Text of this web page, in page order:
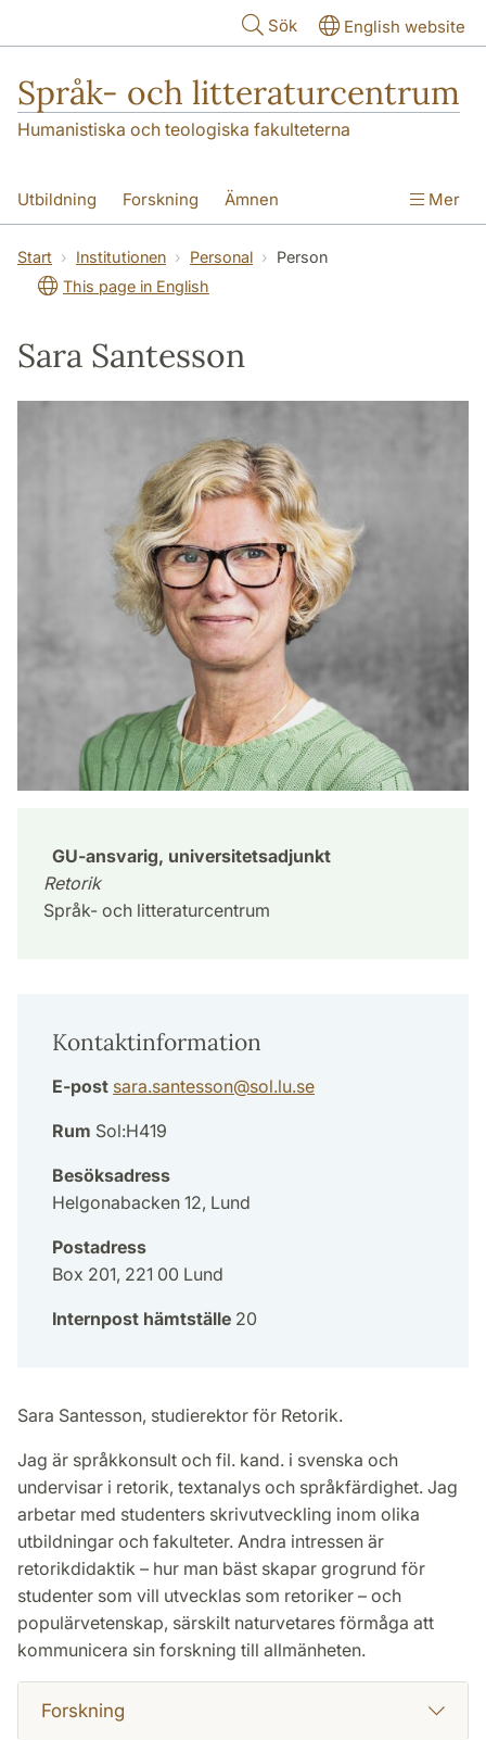
Sök English website
Språk- och litteraturcentrum
Humanistiska och teologiska fakulteterna
Utbildning Forskning Ämnen
SOL-husen Kontakt Institutionen
översättning till svenska
Mer
Start Institutionen Personal
Person
This page in English
Sara Santesson
GU-ansvarig, universitetsadjunkt
Retorik
Språk- och litteraturcentrum
Kontaktinformation
E-post sara.santesson@sol.lu.se
Rum Sol:H419
Besöksadress
Helgonabacken 12, Lund
Postadress
Box 201, 221 00 Lund
Internpost hämtställe 20
Sara Santesson, studierektor för Retorik.
Jag är språkkonsult och fil. kand. i svenska och
undervisar i retorik, textanalys och språkfärdighet. Jag
arbetar med studenters skrivutveckling inom olika
utbildningar och fakulteter. Andra intressen är
retorikdidaktik – hur man bäst skapar grogrund för
studenter som vill utvecklas som retoriker – och
populärvetenskap, särskilt naturvetares förmåga att
kommunicera sin forskning till allmänheten.
Forskning